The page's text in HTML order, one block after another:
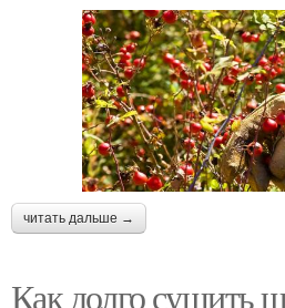
читать дальше →
Как долго сушить